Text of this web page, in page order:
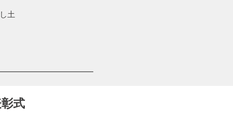
土
式